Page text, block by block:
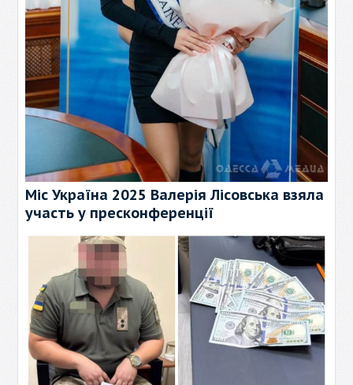
Міс Україна 2025 Валерія Лісовська взяла
участь у пресконференції